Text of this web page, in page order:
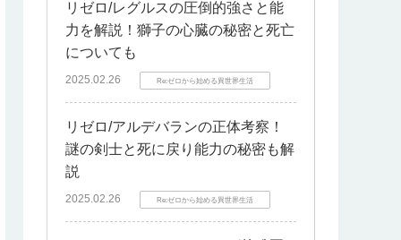
リゼロ/レグルスの圧倒的強さと能
力を解説！獅子の心臓の秘密と死亡
についても
2025.02.26 Re:ゼロから始める異世界生活
リゼロ/アルデバランの正体考察！
謎の剣士と死に戻り能力の秘密も解
説
2025.02.26 Re:ゼロから始める異世界生活